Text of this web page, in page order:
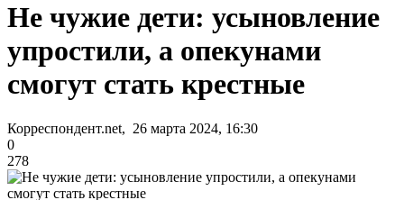
Не чужие дети: усыновление
упростили, а опекунами
смогут стать крестные
Корреспондент.net, 26 марта 2024, 16:30
0
278